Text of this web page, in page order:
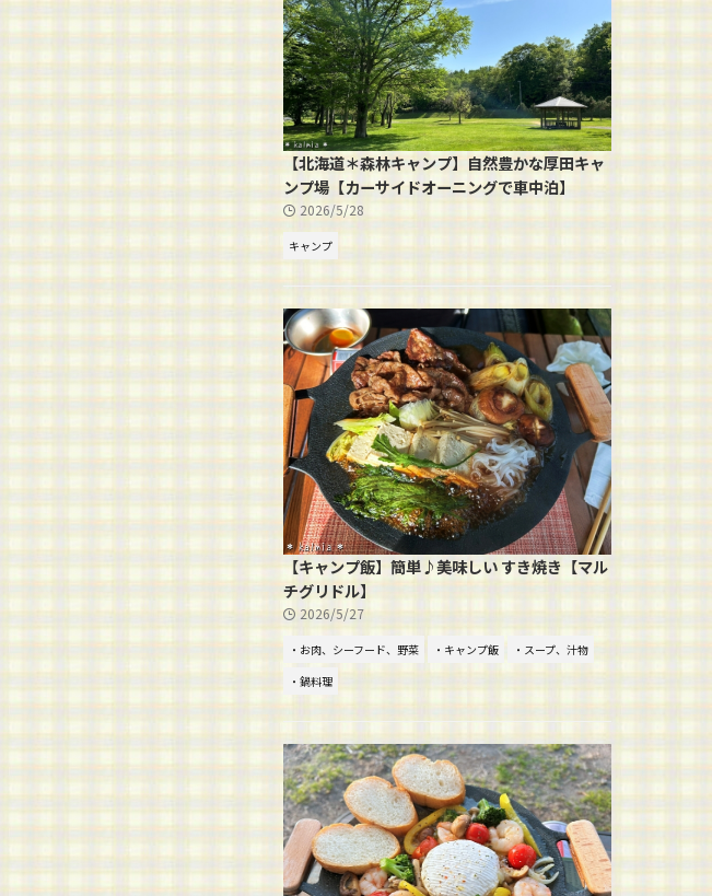
【北海道＊森林キャンプ】自然豊かな厚田キャ
ンプ場【カーサイドオーニングで車中泊】
2026/5/28
キャンプ
【キャンプ飯】簡単♪美味しい すき焼き【マル
チグリドル】
2026/5/27
・お肉、シーフード、野菜 ・キャンプ飯
・スープ、汁物
・鍋料理